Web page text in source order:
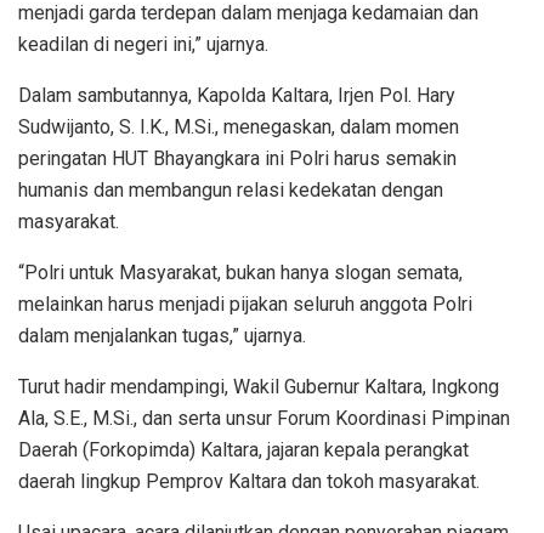
menjadi garda terdepan dalam menjaga kedamaian dan
keadilan di negeri ini,” ujarnya.
Dalam sambutannya, Kapolda Kaltara, Irjen Pol. Hary
Sudwijanto, S. I.K., M.Si., menegaskan, dalam momen
peringatan HUT Bhayangkara ini Polri harus semakin
humanis dan membangun relasi kedekatan dengan
masyarakat.
“Polri untuk Masyarakat, bukan hanya slogan semata,
melainkan harus menjadi pijakan seluruh anggota Polri
dalam menjalankan tugas,” ujarnya.
Turut hadir mendampingi, Wakil Gubernur Kaltara, Ingkong
Ala, S.E., M.Si., dan serta unsur Forum Koordinasi Pimpinan
Daerah (Forkopimda) Kaltara, jajaran kepala perangkat
daerah lingkup Pemprov Kaltara dan tokoh masyarakat.